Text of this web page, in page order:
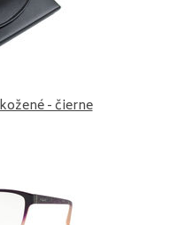
- čierne